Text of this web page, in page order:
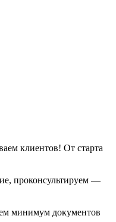
клиентов! От старта
проконсультируем —
минимум документов